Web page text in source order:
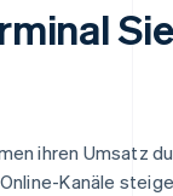
Sie
ihren Umsatz
Kanäle